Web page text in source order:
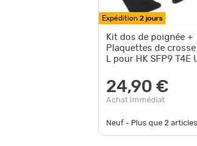
Expédition 2 jours
Kit dos de poignée +
Plaquettes de
L pour HK SFP9 T4E
24,90 €
Achat Immédiat
Neuf - Plus que 2